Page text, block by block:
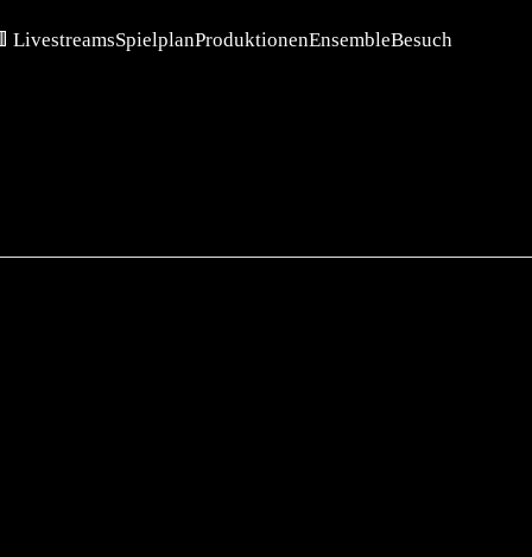
LivestreamsSpielplanProduktionenEnsembleBesuch